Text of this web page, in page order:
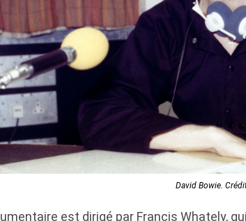
David Bowie.
est dirigé par Francis Whately,